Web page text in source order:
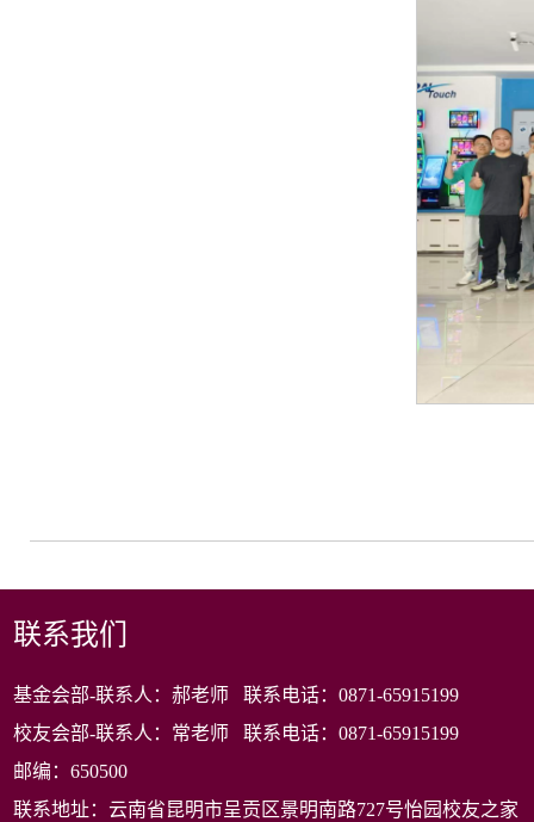
联系我们
基金会部-联系人：郝老师 联系电话：0871-65915199
校友会部-联系人：常老师 联系电话：0871-65915199
邮编：650500
联系地址：云南省昆明市呈贡区景明南路727号怡园校友之家